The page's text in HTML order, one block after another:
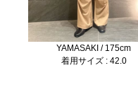
YAMASAKI / 175cm
着用サイズ : 42.0